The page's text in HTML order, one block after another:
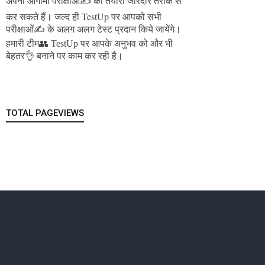
कर सकते हैं।जल्द ही TestUp पर आपको सभी
परीक्षाओं✍️ के अलग अलग टेस्ट प्रदान किये जायेंगे।
हमारी टीम👥 TestUp पर आपके अनुभव को और भी
बेहतर👌 बनाने पर काम कर रही है।
TOTAL PAGEVIEWS